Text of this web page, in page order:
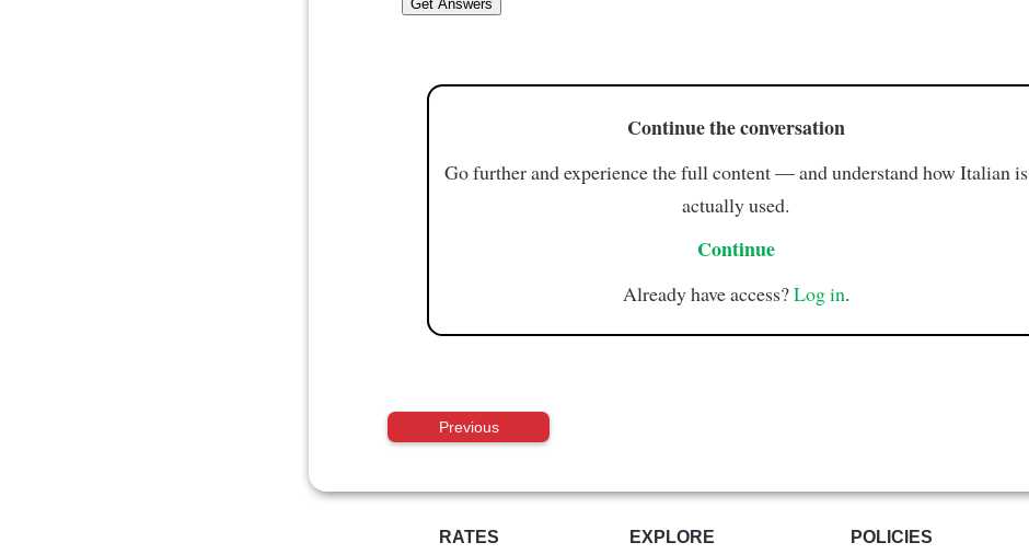
Continue the conversation
Go further and experience the full content — and understand how Italian is
actually used.
Continue
Already have access?Log in.
Previous
RATES EXPLORE POLICIES